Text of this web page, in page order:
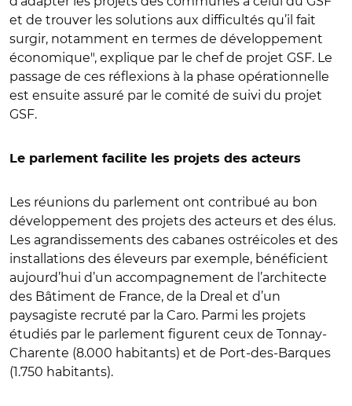
et de trouver les solutions aux difficultés qu’il fait
surgir, notamment en termes de développement
économique", explique par le chef de projet GSF. Le
passage de ces réflexions à la phase opérationnelle
est ensuite assuré par le comité de suivi du projet
GSF.
Le parlement facilite les projets des acteurs
Les réunions du parlement ont contribué au bon
développement des projets des acteurs et des élus.
Les agrandissements des cabanes ostréicoles et des
installations des éleveurs par exemple, bénéficient
aujourd’hui d’un accompagnement de l’architecte
des Bâtiment de France, de la Dreal et d’un
paysagiste recruté par la Caro. Parmi les projets
étudiés par le parlement figurent ceux de Tonnay-
Charente (8.000 habitants) et de Port-des-Barques
(1.750 habitants).